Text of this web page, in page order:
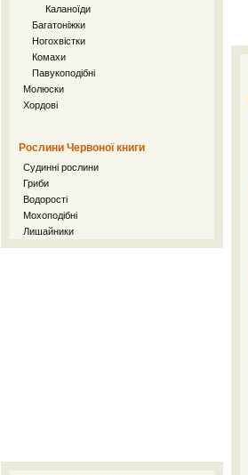
Каланоїди
Багатоніжки
Ногохвістки
Комахи
Павукоподібні
Молюски
Хордові
Рослини Червоної книги
Судинні рослини
Гриби
Водорості
Мохоподібні
Лишайники